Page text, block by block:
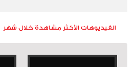
الفيديوهات الأكثر مشاهدة خلال شهر